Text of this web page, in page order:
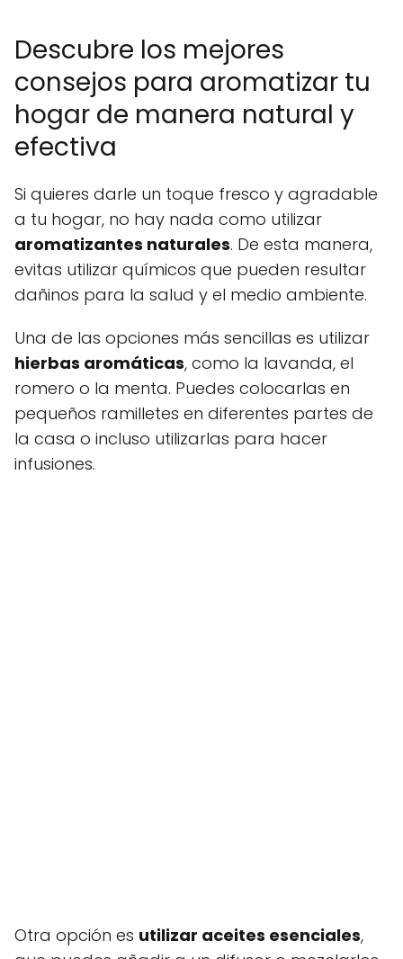
Descubre los mejores
consejos para aromatizar tu
hogar de manera natural y
efectiva
Si quieres darle un toque fresco y agradable
a tu hogar, no hay nada como utilizar
aromatizantes naturales. De esta manera,
evitas utilizar químicos que pueden resultar
dañinos para la salud y el medio ambiente.
Una de las opciones más sencillas es utilizar
hierbas aromáticas, como la lavanda, el
romero o la menta. Puedes colocarlas en
pequeños ramilletes en diferentes partes de
la casa o incluso utilizarlas para hacer
infusiones.
Otra opción es utilizar aceites esenciales,